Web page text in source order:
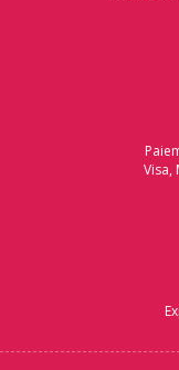
Visa,